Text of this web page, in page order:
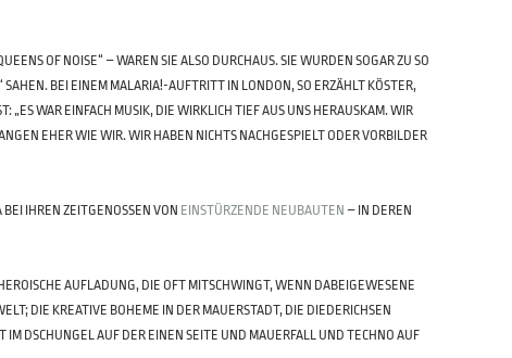
OF NOISE“ – WAREN SIE ALSO DURCHAUS. SIE WURDEN SOGAR ZU SO
SAHEN. BEI EINEM MALARIA!-AUFTRITT IN LONDON, SO ERZÄHLT KÖSTER,
WAR EINFACH MUSIK, DIE WIRKLICH TIEF AUS UNS HERAUSKAM. WIR
EHER WIE WIR. WIR HABEN NICHTS NACHGESPIELT ODER VORBILDER
IHREN ZEITGENOSSEN VON EINSTÜRZENDE NEUBAUTEN – IN DEREN
AUFLADUNG, DIE OFT MITSCHWINGT, WENN DABEIGEWESENE
DIE KREATIVE BOHEME IN DER MAUERSTADT, DIE DIEDERICHSEN
DSCHUNGEL AUF DER EINEN SEITE UND MAUERFALL UND TECHNO AUF